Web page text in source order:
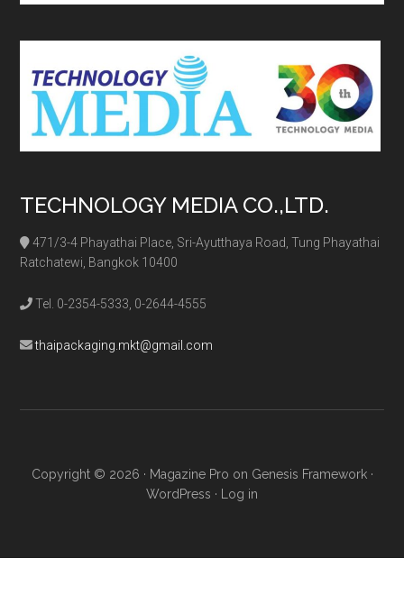
TECHNOLOGY MEDIA CO.,LTD.
471/3-4 Phayathai Place, Sri-Ayutthaya Road, Tung Phayathai
Ratchatewi, Bangkok 10400
Tel. 0-2354-5333, 0-2644-4555
thaipackaging.mkt@gmail.com
Copyright © 2026 · Magazine Pro on Genesis Framework·
WordPress · Log in